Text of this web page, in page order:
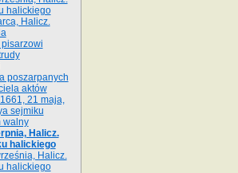
halickiego
Halicz.
poszarpanych
aktów
21 maja,
sejmiku
walny
Halicz.
halickiego
Halicz.
halickiego